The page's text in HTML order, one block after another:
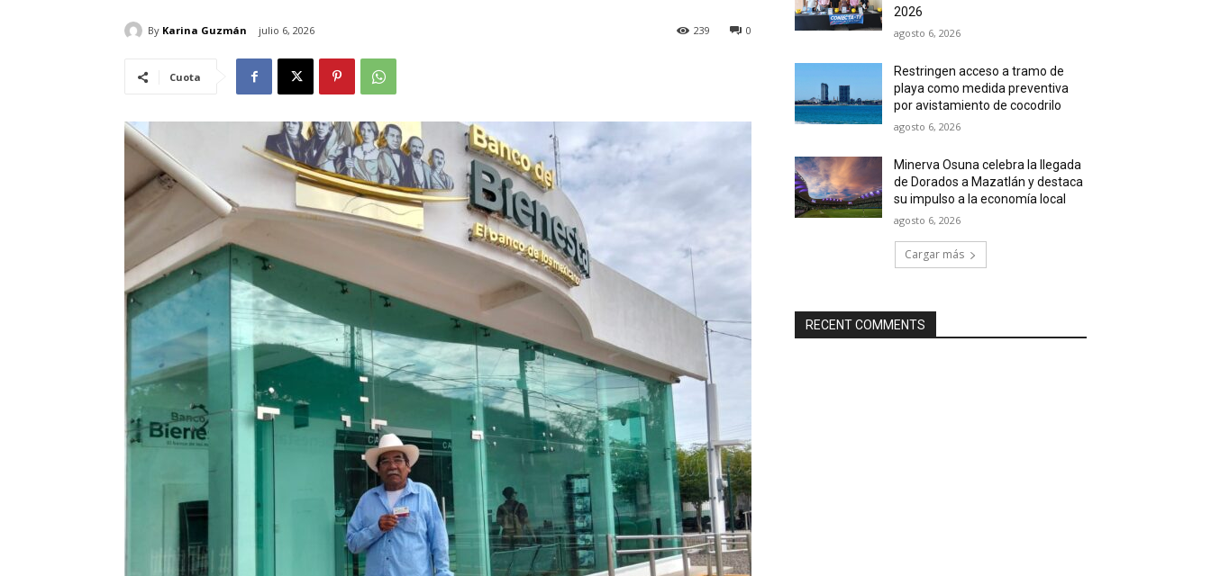
By Karina Guzmán julio 6, 2026 0
239
Cuota
2026
agosto 6, 2026
Restringen acceso a tramo de
playa como medida preventiva
por avistamiento de cocodrilo
agosto 6, 2026
Minerva Osuna celebra la llegada
de Dorados a Mazatlán y destaca
su impulso a la economía local
agosto 6, 2026
Cargar más
RECENT COMMENTS